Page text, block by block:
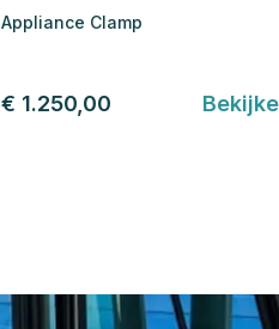
Appliance Clamp
€ 1.250,00